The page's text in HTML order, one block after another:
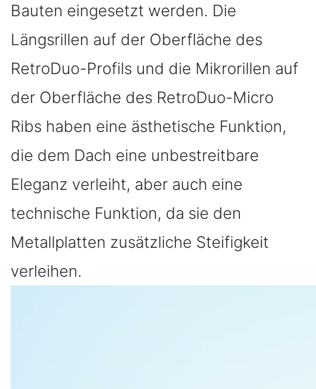
Bauten eingesetzt werden. Die
Längsrillen auf der Oberfläche des
RetroDuo-Profils und die Mikrorillen auf
der Oberfläche des RetroDuo-Micro
Ribs haben eine ästhetische Funktion,
die dem Dach eine unbestreitbare
Eleganz verleiht, aber auch eine
technische Funktion, da sie den
Metallplatten zusätzliche Steifigkeit
verleihen.